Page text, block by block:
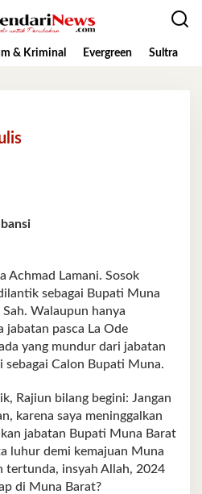
& Kriminal Evergreen Sultra
Achmad Lamani. Sosok
sebagai Bupati Muna
Walaupun hanya
jabatan pasca La Ode
yang mundur dari jabatan
sebagai Calon Bupati Muna.
Rajiun bilang begini: Jangan
karena saya meninggalkan
jabatan Bupati Muna Barat
luhur demi kemajuan Muna
tertunda, insyah Allah, 2024
di Muna Barat?